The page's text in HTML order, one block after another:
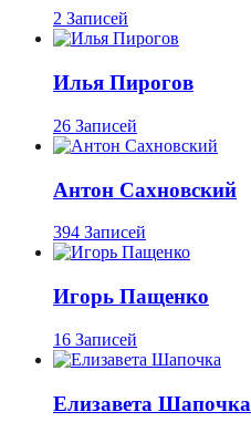
2 Записей
Илья Пирогов
26 Записей
Антон Сахновский
394 Записей
Игорь Пащенко
16 Записей
Елизавета Шапочка